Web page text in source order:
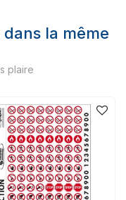
la même
plaire